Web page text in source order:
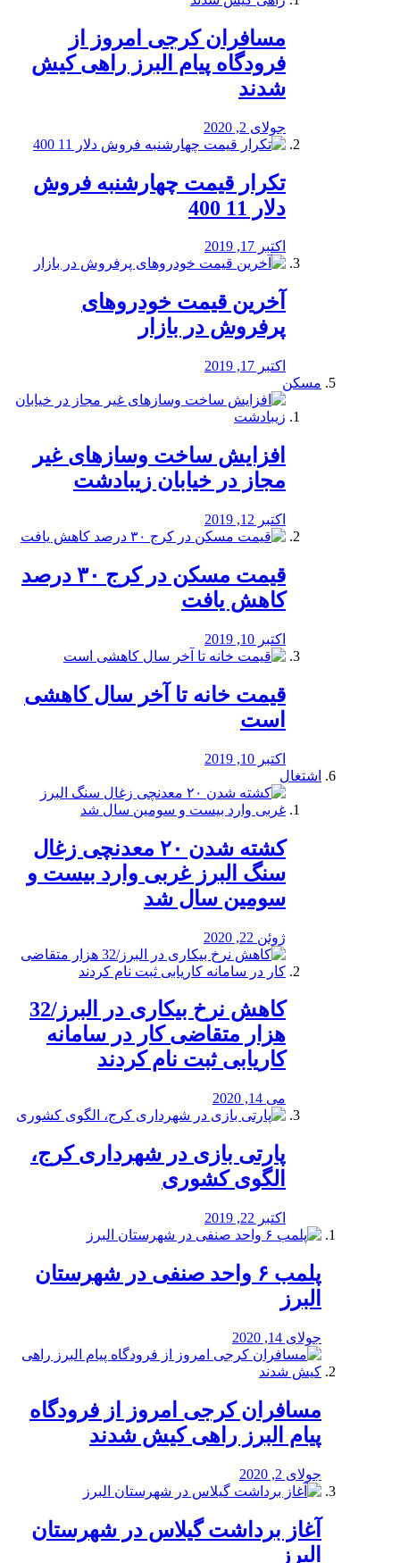
مسافران کرجی امروز از
فرودگاه پیام البرز راهی کیش
شدند
جولای 2, 2020
تکرار قیمت چهارشنبه فروش
دلار 11 400
اکتبر 17, 2019
آخرین قیمت خودرو‌های
پرفروش در بازار
اکتبر 17, 2019
مسکن
افزایش ساخت وسازهای غیر
مجاز در خیابان زیبادشت
اکتبر 12, 2019
️قیمت مسکن در کرج ۳۰ درصد
کاهش یافت
اکتبر 10, 2019
قیمت خانه تا آخر سال کاهشی
است
اکتبر 10, 2019
اشتغال
کشته شدن ۲۰ معدنچی زغال
سنگ البرز غربی وارد بیست و
سومین سال شد
ژوئن 22, 2020
کاهش نرخ بیکاری در البرز/32
هزار متقاضی کار در سامانه
کاریابی ثبت نام کردند
می 14, 2020
پارتی بازی در شهرداری کرج،
الگوی کشوری
اکتبر 22, 2019
پلمب ۶ واحد صنفی در شهرستان
البرز
جولای 14, 2020
مسافران کرجی امروز از فرودگاه
پیام البرز راهی کیش شدند
جولای 2, 2020
آغاز برداشت گیلاس در شهرستان
البرز